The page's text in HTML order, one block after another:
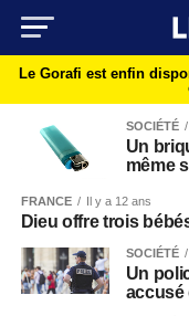
Le Gorafi est enfin
SOCIÉTÉ
Un
même
FRANCE Il y a 12 ans
Dieu offre trois
SOCIÉTÉ
Un
accusé